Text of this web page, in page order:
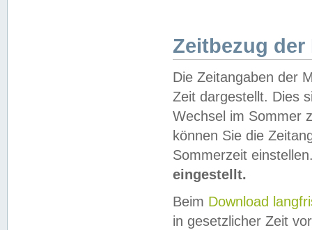
Zeitbezug der
Die Zeitangaben der
Zeit dargestellt. Dies
Wechsel im Sommer
können Sie die
Sommerzeit
eingestellt.
Beim Download
in gesetzlicher Zeit